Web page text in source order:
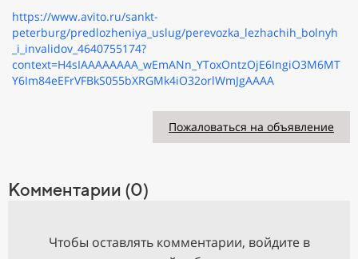
https://www.avito.ru/sankt-
peterburg/predlozheniya_uslug/perevozka_lezhachih_bolnyh
_i_invalidov_4640755174?
context=H4sIAAAAAAAA_wEmANn_YToxOntzOjE6IngiO3M6MT
Y6Im84eEFrVFBkS055bXRGMk4iO32orlWmJgAAAA
Пожаловаться на объявление
Комментарии (0)
Чтобы оставлять комментарии, войдите в